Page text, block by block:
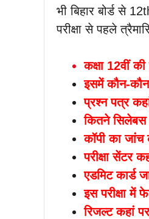
भी बिहार बोर्ड से
परीक्षा से पहले
कक्षा 12वीं की
इसमें कौन-कौन
प्रश्न पत्र
कितने सिलेबस
कॉपी का जांच
परीक्षा सेंटर
एडमिट कार्ड
इस परीक्षा में
रिजल्ट कहां